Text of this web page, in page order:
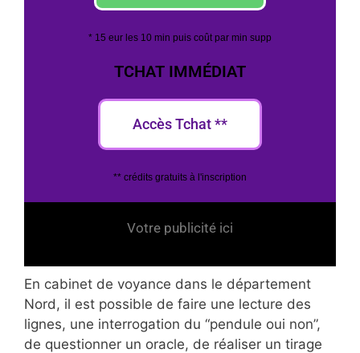
* 15 eur les 10 min puis coût par min supp
TCHAT IMMÉDIAT
Accès Tchat **
** crédits gratuits à l'inscription
Votre publicité ici
En cabinet de voyance dans le département
Nord, il est possible de faire une lecture des
lignes, une interrogation du “pendule oui non”,
de questionner un oracle, de réaliser un tirage